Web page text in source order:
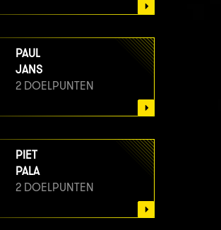
PAUL
JANS
2 DOELPUNTEN
PIET
PALA
2 DOELPUNTEN